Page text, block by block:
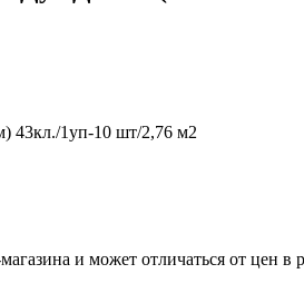
43кл./1уп-10 шт/2,76 м2
и может отличаться от цен в